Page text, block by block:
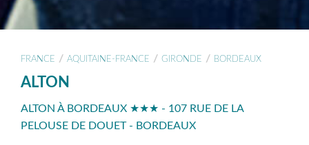
FRANCE / AQUITAINE-FRANCE / GIRONDE / BORDEAUX
ALTON
ALTON À BORDEAUX ★★★ - 107 RUE DE LA
PELOUSE DE DOUET - BORDEAUX